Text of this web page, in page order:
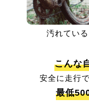
汚れている
こんな
安全に走行
最低